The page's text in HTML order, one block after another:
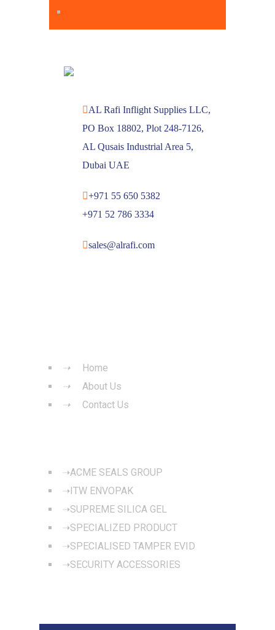
AL Rafi Inflight Supplies LLC,
PO Box 18802, Plot 248-7126,
AL Qusais Industrial Area 5,
Dubai UAE
+971 55 650 5382
+971 52 786 3334
sales@alrafi.com
Home
About Us
Contact Us
ACME SEALS GROUP
ITW ENVOPAK
SUPREME SILICA GEL
SPECIALIZED PRODUCT
SPECIALISED TAMPER EVID
SECURITY ACCESSORIES